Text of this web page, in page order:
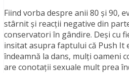
Fiind vorba despre anii 80 şi 90,
stârnit şi reacţii negative din
conservatori în gândire. Deşi cu
insitat asupra faptului că Push It
îndeamnă la dans, mulţi oameni
are conotaţii sexuale mult prea